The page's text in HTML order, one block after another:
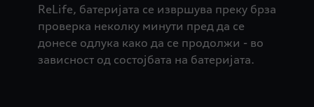
ReLife, батеријата се извршува преку брза
проверка неколку минути пред да се
донесе одлука како да се продолжи - во
зависност од состојбата на батеријата.